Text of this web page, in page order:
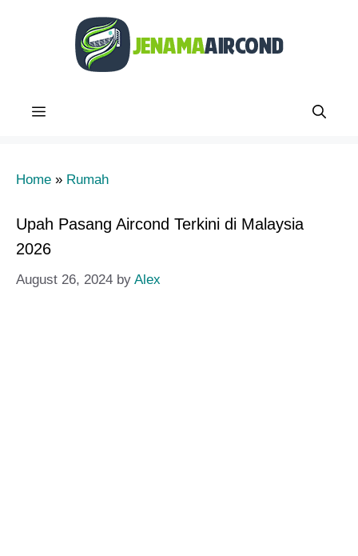
Menu
Home » Rumah
Upah Pasang Aircond Terkini di Malaysia
2026
August 26, 2024 by Alex